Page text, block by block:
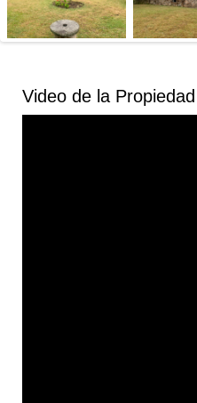
Video de la Propiedad